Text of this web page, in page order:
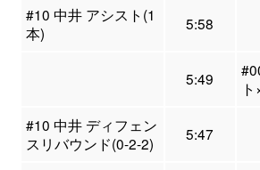
#10 中井 アシスト(1
本)
5:58
5:49
ト
#10 中井 ディフェン
スリバウンド(0-2-2)
5:47